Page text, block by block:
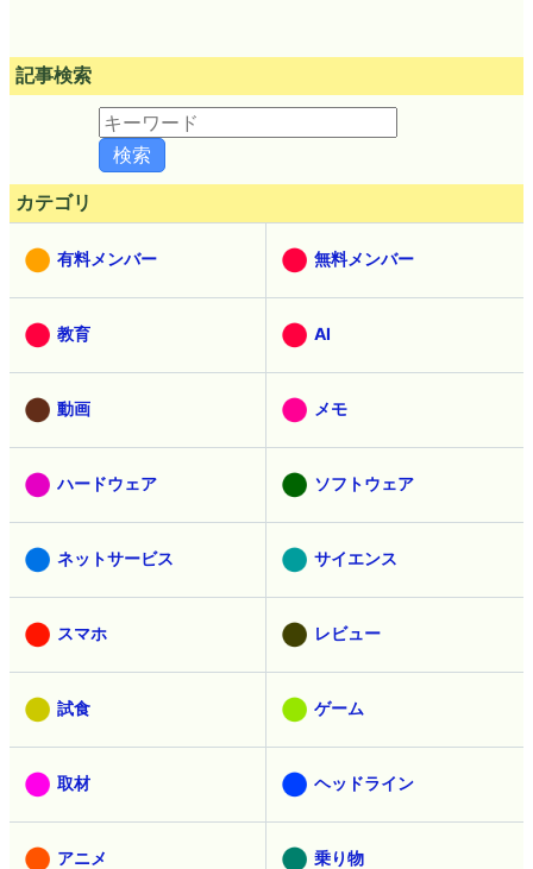
記事検索
カテゴリ
有料メンバー 無料メンバー
教育 AI
動画 メモ
ハードウェア ソフトウェア
ネットサービス サイエンス
スマホ レビュー
試食 ゲーム
取材 ヘッドライン
アニメ 乗り物